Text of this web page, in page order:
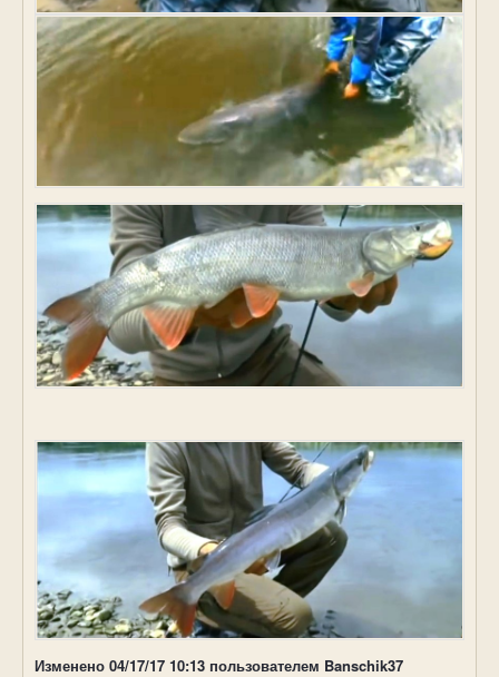
Изменено 04/17/17 10:13 пользователем Banschik37